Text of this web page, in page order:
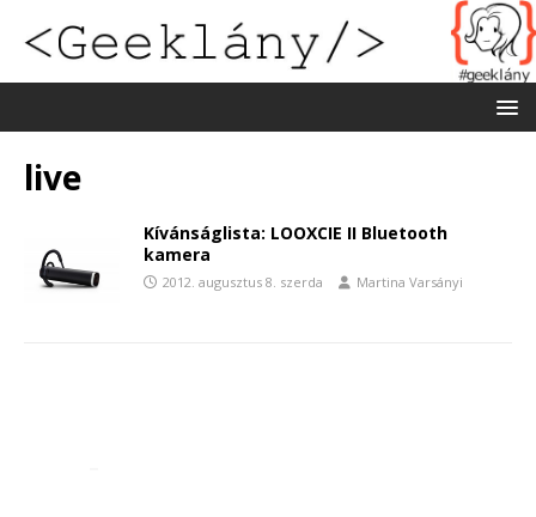
live
Kívánságlista: LOOXCIE II Bluetooth
kamera
2012. augusztus 8. szerda Martina Varsányi